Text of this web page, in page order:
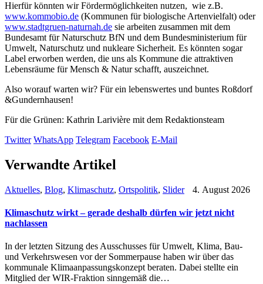
Hierfür könnten wir Fördermöglichkeiten nutzen, wie z.B.
www.kommobio.de (Kommunen für biologische Artenvielfalt) oder
www.stadtgruen-naturnah.de sie arbeiten zusammen mit dem
Bundesamt für Naturschutz BfN und dem Bundesministerium für
Umwelt, Naturschutz und nukleare Sicherheit. Es könnten sogar
Label erworben werden, die uns als Kommune die attraktiven
Lebensräume für Mensch & Natur schafft, auszeichnet.
Also worauf warten wir? Für ein lebenswertes und buntes Roßdorf
&Gundernhausen!
Für die Grünen: Kathrin Larivière mit dem Redaktionsteam
Twitter WhatsApp Telegram Facebook E-Mail
Verwandte Artikel
Aktuelles, Blog, Klimaschutz, Ortspolitik, Slider 4. August 2026
Klimaschutz wirkt – gerade deshalb dürfen wir jetzt nicht
nachlassen
In der letzten Sitzung des Ausschusses für Umwelt, Klima, Bau-
und Verkehrswesen vor der Sommerpause haben wir über das
kommunale Klimaanpassungskonzept beraten. Dabei stellte ein
Mitglied der WIR-Fraktion sinngemäß die…